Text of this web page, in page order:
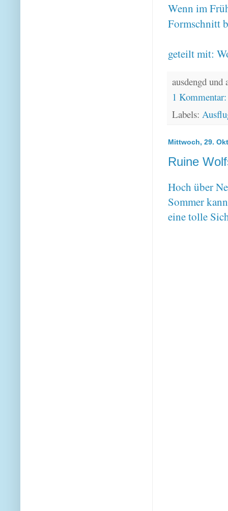
Wenn im
Formschnitt
geteilt mit:
ausdengd
1
Labels:
Mittwoch, 29.
Ruine
Hoch über
Sommer
eine tolle